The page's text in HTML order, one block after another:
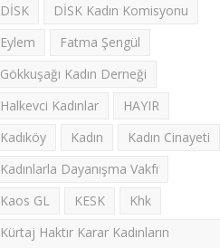
DİSK
DİSK Kadın Komisyonu
Eylem
Fatma Şengül
Gökkuşağı Kadın Derneği
Halkevci Kadınlar
HAYIR
Kadıköy
Kadın
Kadın Cinayeti
Kadınlarla Dayanışma Vakfı
Kaos GL
KESK
Khk
Kürtaj Haktır Karar Kadınların